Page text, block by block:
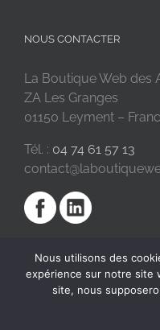
NOUS CONTACTER
La Boutique Web des
ZA Les Granges
01150 Leyment –
Tél. : 04 74 61 57 13
2018 © La Boutique Web
Nous utilisons des
expérience sur notre site
site, nous